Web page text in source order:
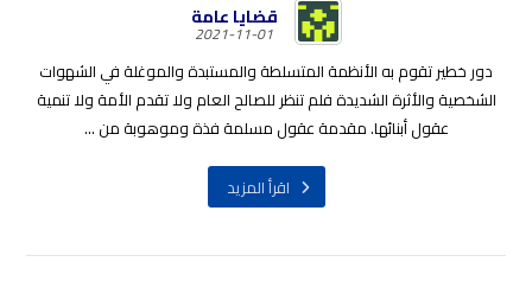
قضايا عامة
2021-11-01
دور خطير تقوم به الأنظمة المتسلطة والمستبدة والموغلة في الشهوات
الشخصية والأثرة الشديدة فلم تنظر للصالح العام ولا تقدم الأمة ولا تنمية
عقول أبنائها. مقدمة عقول مسلمة فذة وموهوبة من ...
اقرأ المزيد